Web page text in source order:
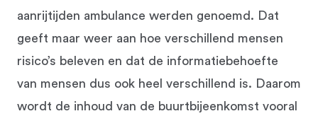
aanrijtijden ambulance werden genoemd. Dat
geeft maar weer aan hoe verschillend mensen
risico’s beleven en dat de informatiebehoefte
van mensen dus ook heel verschillend is. Daarom
wordt de inhoud van de buurtbijeenkomst vooral